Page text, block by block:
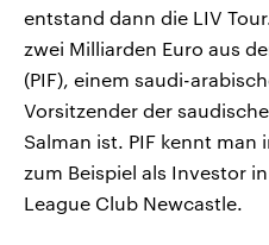
entstand dann die LIV
zwei Milliarden Euro aus
(PIF), einem saudi-
Vorsitzender der
Salman ist. PIF kennt
zum Beispiel als Investor
League Club Newcastle.